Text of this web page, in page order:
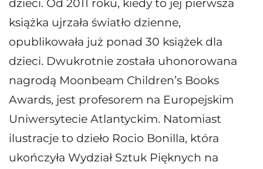
dzieci. Od 2011 roku, kiedy to jej pierwsza
książka ujrzała światło dzienne,
opublikowała już ponad 30 książek dla
dzieci. Dwukrotnie została uhonorowana
nagrodą Moonbeam Children’s Books
Awards, jest profesorem na Europejskim
Uniwersytecie Atlantyckim. Natomiast
ilustracje to dzieło Rocio Bonilla, która
ukończyła Wydział Sztuk Pięknych na